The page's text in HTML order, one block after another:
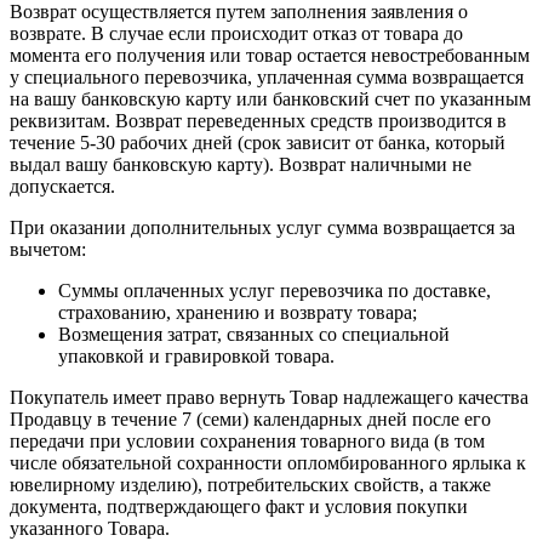
Возврат осуществляется путем заполнения заявления о
возврате. В случае если происходит отказ от товара до
момента его получения или товар остается невостребованным
у специального перевозчика, уплаченная сумма возвращается
на вашу банковскую карту или банковский счет по указанным
реквизитам. Возврат переведенных средств производится в
течение 5-30 рабочих дней (срок зависит от банка, который
выдал вашу банковскую карту). Возврат наличными не
допускается.
При оказании дополнительных услуг сумма возвращается за
вычетом:
Суммы оплаченных услуг перевозчика по доставке,
страхованию, хранению и возврату товара;
Возмещения затрат, связанных со специальной
упаковкой и гравировкой товара.
Покупатель имеет право вернуть Товар надлежащего качества
Продавцу в течение 7 (семи) календарных дней после его
передачи при условии сохранения товарного вида (в том
числе обязательной сохранности опломбированного ярлыка к
ювелирному изделию), потребительских свойств, а также
документа, подтверждающего факт и условия покупки
указанного Товара.